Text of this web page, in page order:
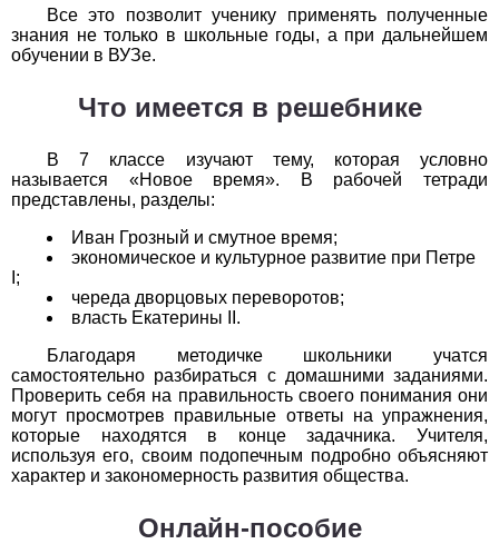
2 3 4 5 6 7 8 9 10
11
Обществоведение
2 3 4 5 6 7 8 9 10
Окружающий мир
1
2 3 4 5
Русский язык
2 3 4 5 6 7 8
1
2 3 4 5 6 7 8 9 10
11
Физика
1
2 3 4 5 6 7 8 9 10
Французский язык
Все это позволит ученику применять полученные
знания не только в школьные годы, а при дальнейшем
обучении в ВУЗе.
Что имеется в решебнике
В 7 классе изучают тему, которая условно
называется «Новое время». В рабочей тетради
представлены, разделы:
Иван Грозный и смутное время;
экономическое и культурное развитие при Петре
I;
череда дворцовых переворотов;
власть Екатерины II.
Благодаря методичке школьники учатся
самостоятельно разбираться с домашними заданиями.
Проверить себя на правильность своего понимания они
могут просмотрев правильные ответы на упражнения,
которые находятся в конце задачника. Учителя,
используя его, своим подопечным подробно объясняют
характер и закономерность развития общества.
Онлайн-пособие